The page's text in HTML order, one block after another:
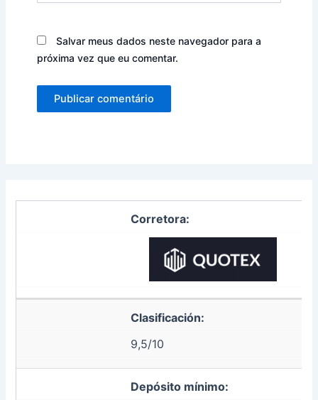
Salvar meus dados neste navegador para a
próxima vez que eu comentar.
Corretora:
Clasificación:
9,5/10
Depósito mínimo: